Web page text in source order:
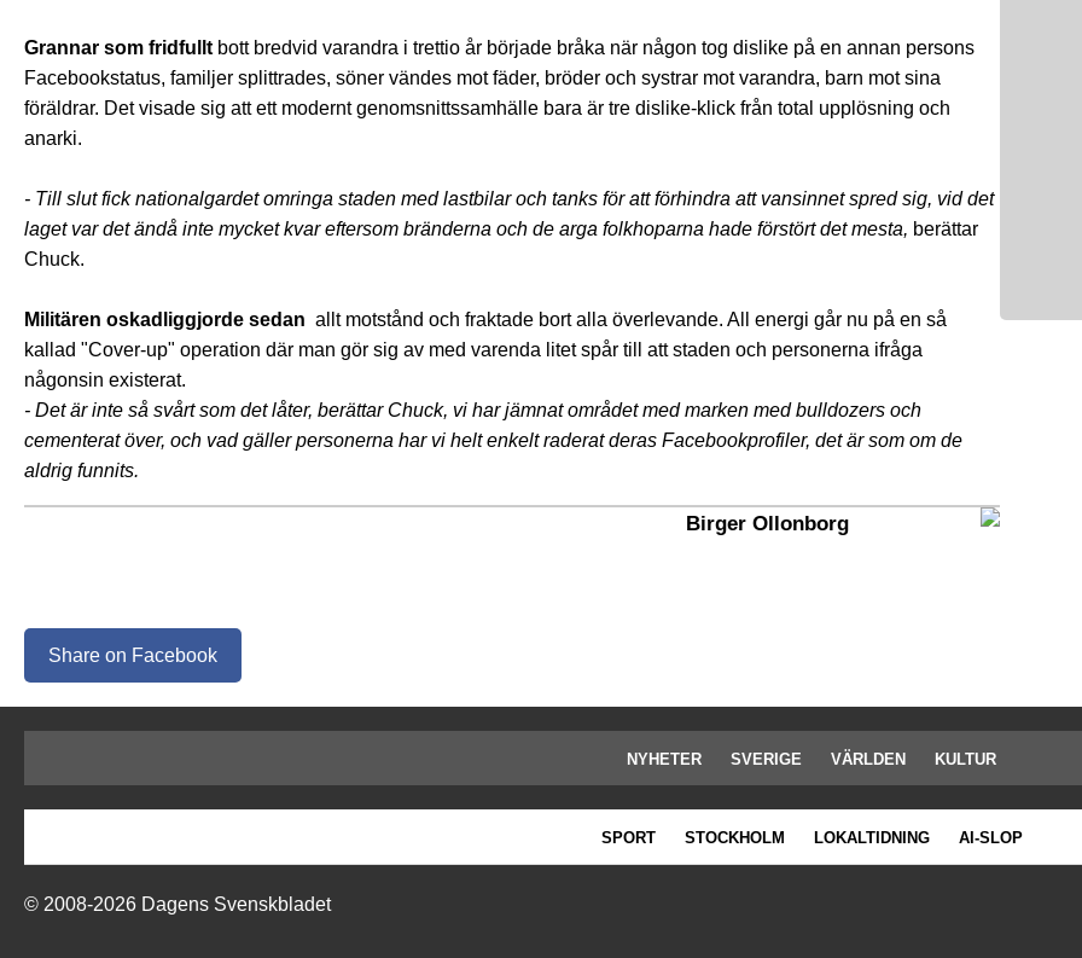
Grannar som fridfullt bott bredvid varandra i trettio år började bråka när någon tog dislike på en annan persons
Facebookstatus, familjer splittrades, söner vändes mot fäder, bröder och systrar mot varandra, barn mot sina
föräldrar. Det visade sig att ett modernt genomsnittssamhälle bara är tre dislike-klick från total upplösning och
anarki.
- Till slut fick nationalgardet omringa staden med lastbilar och tanks för att förhindra att vansinnet spred sig, vid det
laget var det ändå inte mycket kvar eftersom bränderna och de arga folkhoparna hade förstört det mesta, berättar
Chuck.
Militären oskadliggjorde sedan allt motstånd och fraktade bort alla överlevande. All energi går nu på en så
kallad "Cover-up" operation där man gör sig av med varenda litet spår till att staden och personerna ifråga
någonsin existerat.
- Det är inte så svårt som det låter, berättar Chuck, vi har jämnat området med marken med bulldozers och
cementerat över, och vad gäller personerna har vi helt enkelt raderat deras Facebookprofiler, det är som om de
aldrig funnits.
Birger Ollonborg
Share on Facebook
NYHETER SVERIGE VÄRLDEN KULTUR
SPORT STOCKHOLM LOKALTIDNING AI-SLOP
© 2008-2026 Dagens Svenskbladet